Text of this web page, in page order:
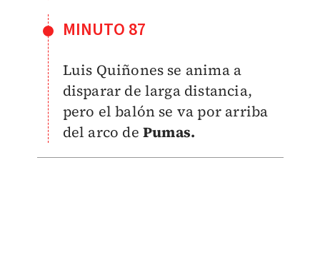
MINUTO 87
Luis Quiñones se anima a
disparar de larga distancia,
pero el balón se va por arriba
del arco de Pumas.